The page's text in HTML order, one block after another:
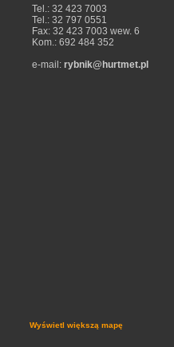
Tel.: 32 423 7003
Tel.: 32 797 0551
Fax: 32 423 7003 wew. 6
Kom.: 692 484 352
e-mail: rybnik@hurtmet.pl
Wyświetl większą mapę